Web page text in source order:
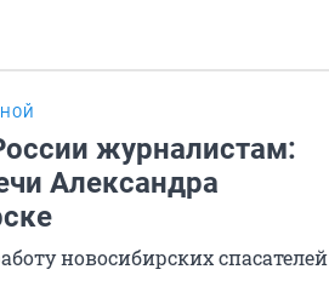
журналистам:
Александра
новосибирских спасателей